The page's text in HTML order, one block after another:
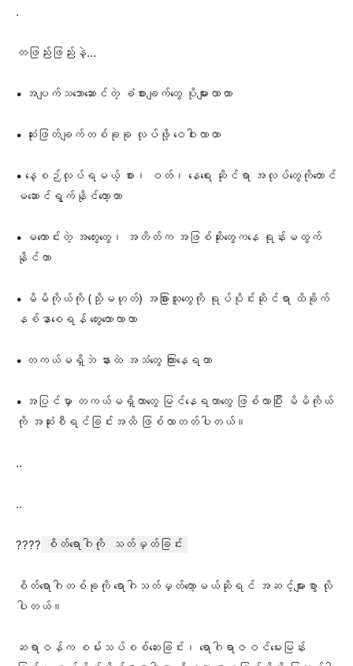
.
တဖြည်းဖြည်းနဲ့…
• အပျက်သဘောဆောင်တဲ့ ခံစားချက်တွေ ပိုများလာတာ
• ဆုံးဖြတ်ချက်တစ်ခုခု လုပ်ဖို့ ဝေဝါးလာတာ
• နေ့စဉ်လုပ်ရမယ့် စား၊ ဝတ်၊ နေရေး ဆိုင်ရာ အလုပ်တွေကိုတောင်
မဆောင်ရွက်နိုင်တော့တာ
• မကောင်းတဲ့ အတွေးတွေ၊ အတိတ်က အဖြစ်ဆိုးတွေကနေ ရုန်းမထွက်
နိုင်တာ
• မိမိကိုယ်ကို (သို့မဟုတ်) အခြားသူတွေကို ရုပ်ပိုင်းဆိုင်ရာ ထိခိုက်
နစ်နာစေရန် တွေးတောလာတာ
• တကယ်မရှိဘဲ နားထဲ အသံတွေ ကြားနေရတာ
• အပြင်မှာ တကယ်မရှိတာတွေ မြင်နေရတာတွေ ဖြစ်လာပြီး မိမိကိုယ်
ကို အဆုံးစီရင်ခြင်းအထိ ဖြစ်လာတတ်ပါတယ်။
..
..
???? စိတ်ရောဂါကို သတ်မှတ်ခြင်း
စိတ်ရောဂါတစ်ခုကို ရောဂါသတ်မှတ်တော့မယ်ဆိုရင် အဆင့်များစွာ လို
ပါတယ်။
ဆရာဝန်က စမ်းသပ်စစ်ဆေးခြင်း၊ ရောဂါရာဇဝင်မေးမြန်း